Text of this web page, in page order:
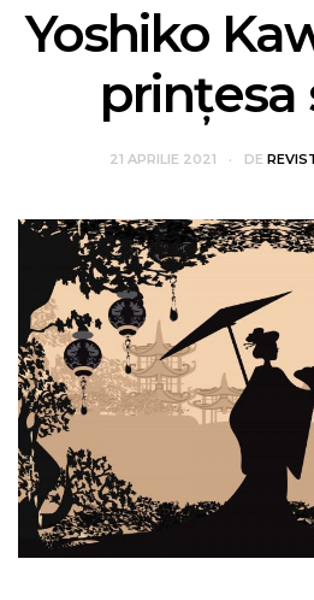
Yoshiko
prințesa
21 APRILIE 2021 DE